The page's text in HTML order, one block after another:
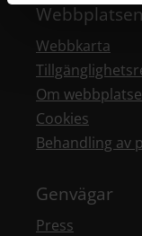
Webbplatsen
Webbkarta
Om
Cookies
Behandling av
Genvägar
Press